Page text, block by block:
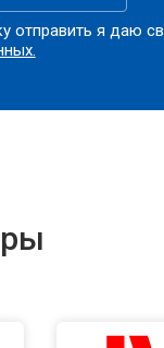
отправить я даю